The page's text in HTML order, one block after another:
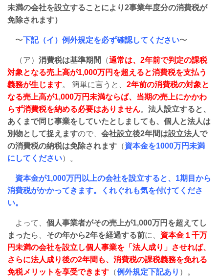
未満の会社を設立することにより2事業年度分の消費税が
免除されます）
〜下記（イ）例外規定を必ず確認してください〜
（ア） 消費税は基準期間 （通常は、2年前で判定の課税
対象となる売上高が1,000万円を超えると消費税を支払う
義務が生じます。 簡単に言うと、 2年前の消費税の対象と
なる売上高が1,000万円未満ならば、当期の売上にかかわ
らず消費税を納める必要はありません。 法人設立すると、
あくまで同じ事業をしていたとしましても、個人と法人は
別物として捉えますので、 会社設立後2年間は設立法人で
の消費税の納税は免除されます （資本金を1000万円未満
にしてください）。
資本金が1,000万円以上の会社を設立すると、1期目から
消費税がかかってきます。くれぐれも気を付けてくださ
い。
よって、 個人事業者がその売上が1,000万円を超えてし
まったら、 その年から2年を経過する前に、 資本金１千万
円未満の会社を設立し個人事業を「法人成り」させれば、
さらに法人成り後の2年間も、消費税の課税義務を免れる
免税メリットを享受できます （例外規定下記あり ）。